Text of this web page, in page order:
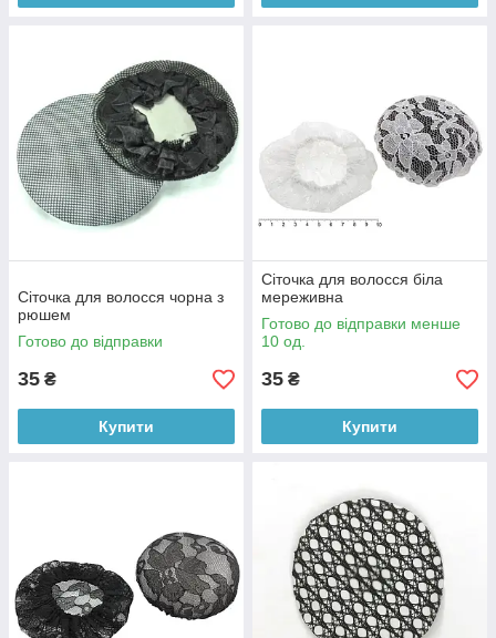
Сіточка для волосся чорна з
рюшем
Готово до відправки
35 ₴
Купити
Сіточка для волосся біла
мереживна
Готово до відправки менше
10 од.
35 ₴
Купити